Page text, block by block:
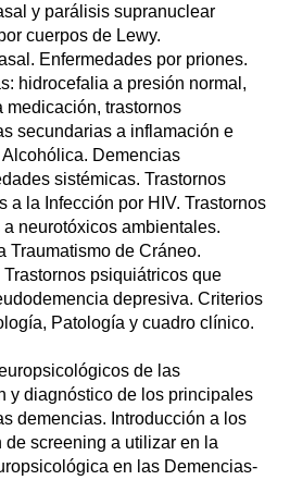
y parálisis supranuclear
cuerpos de Lewy.
Enfermedades por priones.
hidrocefalia a presión normal,
medicación, trastornos
secundarias a inflamación e
Demencias
sistémicas. Trastornos
a la Infección por HIV. Trastornos
neurotóxicos ambientales.
Traumatismo de Cráneo.
psiquiátricos que
depresiva. Criterios
Patología y cuadro clínico.
de las
y diagnóstico de los principales
demencias. Introducción a los
screening a utilizar en la
en las Demencias-